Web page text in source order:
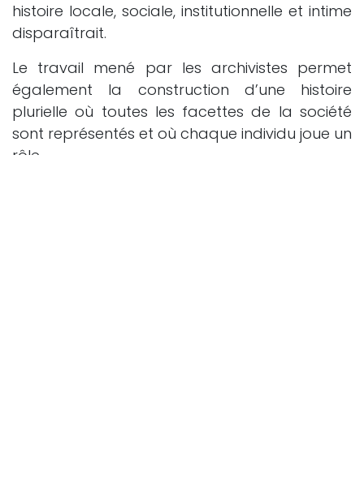
histoire locale, sociale, institutionnelle et intime
disparaîtrait.
Le travail mené par les archivistes permet
également la construction d’une histoire
plurielle où toutes les facettes de la société
sont représentés et où chaque individu joue un
rôle.